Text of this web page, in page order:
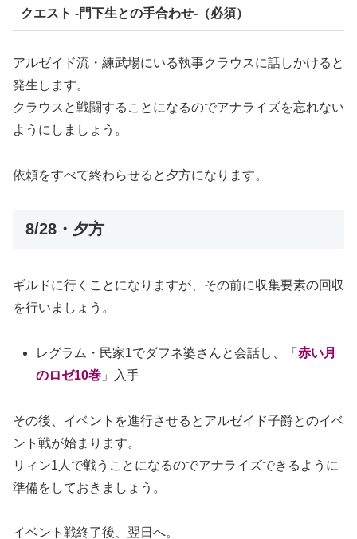
クエスト -門下生との手合わせ-（必須）
アルゼイド流・練武場にいる執事クラウスに話しかけると
発生します。
クラウスと戦闘することになるのでアナライズを忘れない
ようにしましょう。
依頼をすべて終わらせると夕方になります。
8/28・夕方
ギルドに行くことになりますが、その前に収集要素の回収
を行いましょう。
レグラム・民家1でダフネ婆さんと会話し、「赤い月
のロゼ10巻 」入手
その後、イベントを進行させるとアルゼイド子爵とのイベ
ント戦が始まります。
リィン1人で戦うことになるのでアナライズできるように
準備をしておきましょう。
イベント戦終了後、翌日へ。